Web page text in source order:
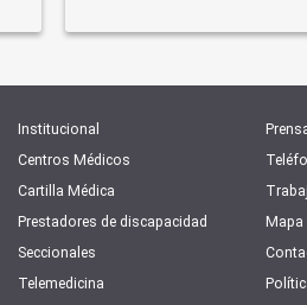
Institucional
Centros Médicos
Cartilla Médica
Prestadores de discapacidad
Seccionales
Telemedicina
Mapa